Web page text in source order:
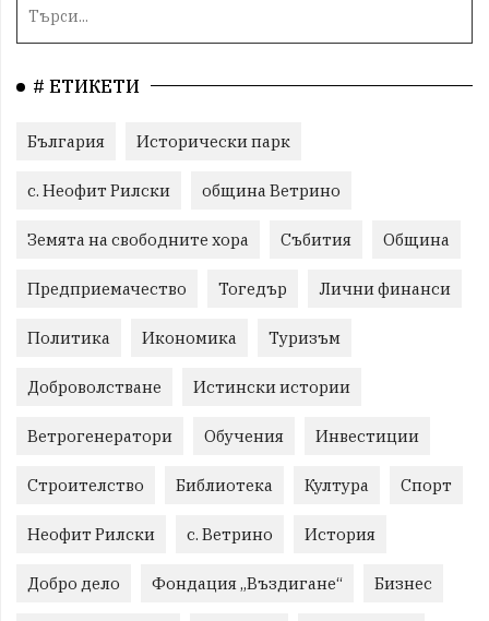
# ЕТИКЕТИ
България Исторически парк
с. Неофит Рилски община Ветрино
Земята на свободните хора Събития Община
Предприемачество Тогедър Лични финанси
Политика Икономика Туризъм
Доброволстване Истински истории
Ветрогенератори Обучения Инвестиции
Строителство Библиотека Култура Спорт
Неофит Рилски с. Ветрино История
Добро дело Фондация „Въздигане“ Бизнес